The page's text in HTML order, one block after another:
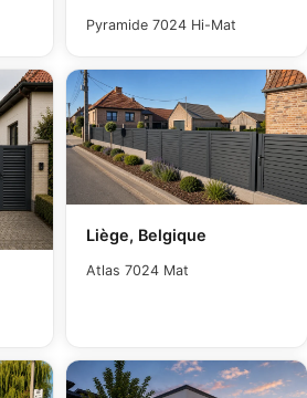
Pyramide 7024 Hi-Mat
Liège, Belgique
Atlas 7024 Mat